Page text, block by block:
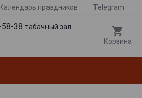
Календарь праздников Telegram
38 табачный зал
Корзина